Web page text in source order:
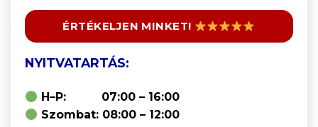
ÉRTÉKELJEN MINKET!
NYITVATARTÁS:
H–P: 07:00 – 16:00
Szombat: 08:00 – 12:00